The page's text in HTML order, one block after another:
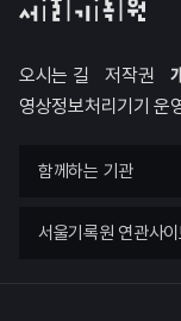
오시는 길 저작권
영상정보처리기기 운
함께하는 기관
서울기록원 연관사